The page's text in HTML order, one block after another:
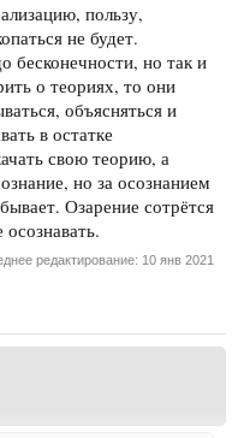
чтобы получить одобрение
пользу,
не будет.
бесконечности, но так и
о теориях, то они
объясняться и
в остатке
свою теорию, а
но за осознанием
Озарение сотрётся
редактирование: 10 янв 2021